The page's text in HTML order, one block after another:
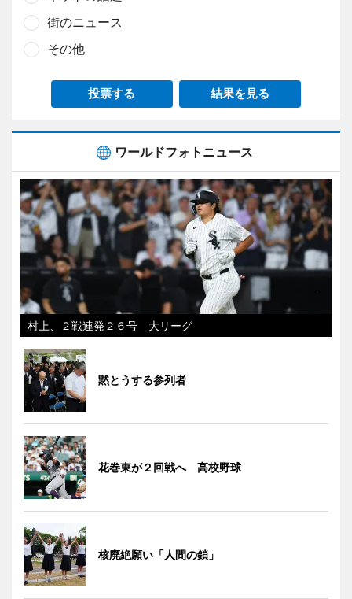
街のニュース
その他
投票する 結果を見る
ワールドフォトニュース
村上、２戦連発２６号 大リーグ
黙とうする参列者
花巻東が２回戦へ 高校野球
核廃絶願い「人間の鎖」